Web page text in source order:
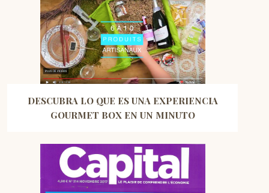
DESCUBRA LO QUE ES UNA EXPERIENCIA
GOURMET BOX EN UN MINUTO